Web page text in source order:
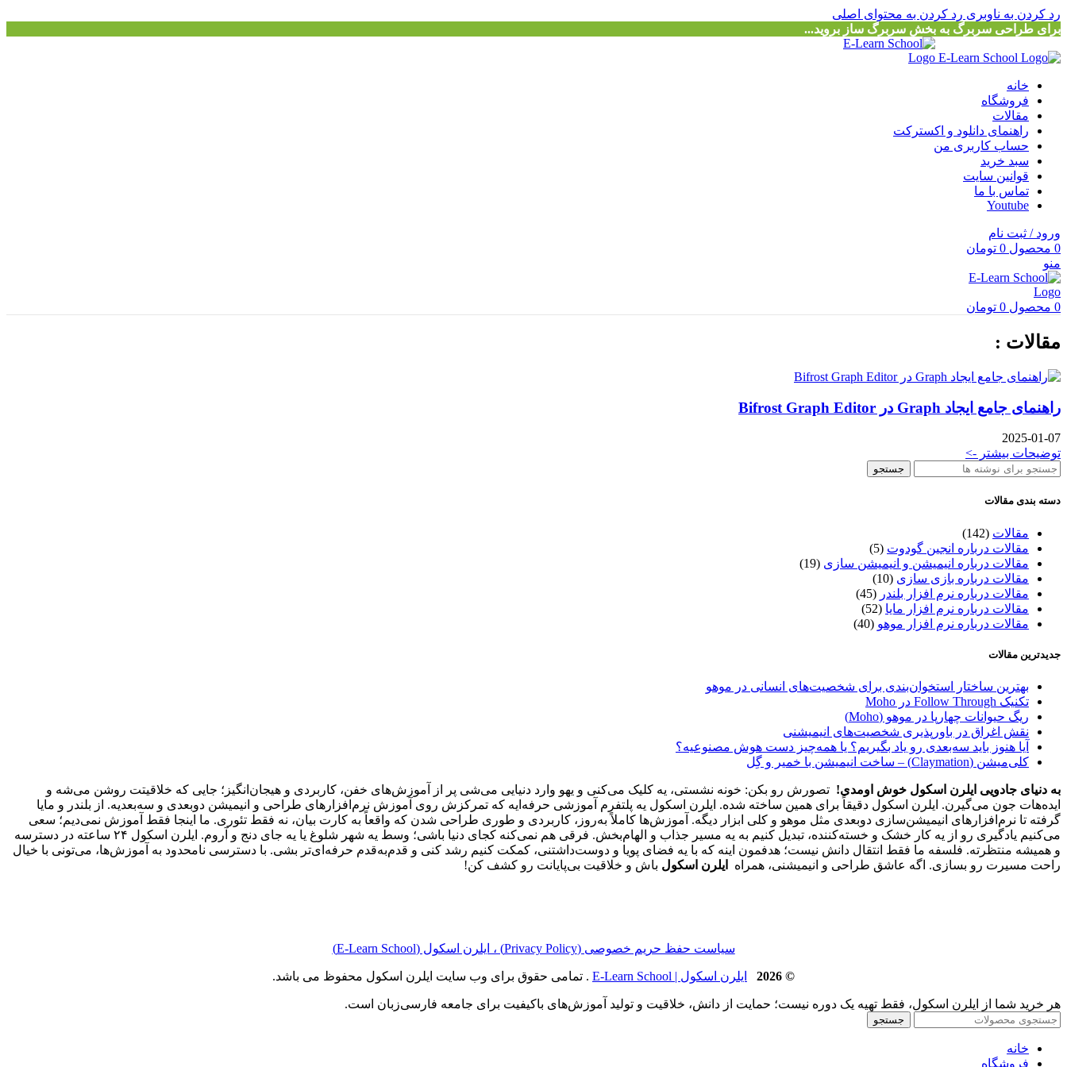
رد کردن به ناوبری رد کردن به محتوای اصلی
برای طراحی سربرگ به بخش سربرگ ساز بروید...
خانه
فروشگاه
مقالات
راهنمای دانلود و اکسترکت
حساب کاربری من
سبد خرید
قوانین سایت
تماس با ما
Youtube
ورود / ثبت نام
0 محصول 0 تومان
منو
0 محصول 0 تومان
مقالات :
راهنمای جامع ایجاد Graph در Bifrost Graph Editor
2025-01-07
توضیحات بیشتر ->
جستجو
دسته بندی مقالات
مقالات (142)
مقالات درباره انجین گودوت (5)
مقالات درباره انیمیشن و انیمیشن سازی (19)
مقالات درباره بازی سازی (10)
مقالات درباره نرم افزار بلندر (45)
مقالات درباره نرم افزار مایا (52)
مقالات درباره نرم افزار موهو (40)
جدیدترین مقالات
بهترین ساختار استخوان‌بندی برای شخصیت‌های انسانی در موهو
تکنیک Follow Through در Moho
ریگ حیوانات چهارپا در موهو (Moho)
نقش اغراق در باورپذیری شخصیت‌های انیمیشنی
آیا هنوز باید سه‌بعدی‌ رو یاد بگیریم؟ یا همه‌چیز دست هوش مصنوعیه؟
کلی‌میشن (Claymation) – ساخت انیمیشن با خمیر و گِل
به دنیای جادویی ایلرن اسکول خوش اومدی! تصورش رو بکن: خونه نشستی، یه کلیک می‌کنی و یهو وارد دنیایی می‌شی پر از آموزش‌های خفن، کاربردی و هیجان‌انگیز؛ جایی که خلاقیتت روشن می‌شه و
ایده‌هات جون می‌گیرن. ایلرن اسکول دقیقاً برای همین ساخته شده. ایلرن اسکول یه پلتفرم آموزشی حرفه‌ایه که تمرکزش روی آموزش نرم‌افزارهای طراحی و انیمیشن دو‌بعدی و سه‌بعدیه. از بلندر و مایا
گرفته تا نرم‌افزارهای انیمیشن‌سازی دوبعدی مثل موهو و کلی ابزار دیگه. آموزش‌ها کاملاً به‌روز، کاربردی و طوری طراحی شدن که واقعاً به کارت بیان، نه فقط تئوری. ما اینجا فقط آموزش نمی‌دیم؛ سعی
می‌کنیم یادگیری رو از یه کار خشک و خسته‌کننده، تبدیل کنیم به یه مسیر جذاب و الهام‌بخش. فرقی هم نمی‌کنه کجای دنیا باشی؛ وسط یه شهر شلوغ یا یه جای دنج و آروم. ایلرن اسکول ۲۴ ساعته در دسترسه
و همیشه منتظرته. فلسفه ما فقط انتقال دانش نیست؛ هدفمون اینه که با یه فضای پویا و دوست‌داشتنی، کمکت کنیم رشد کنی و قدم‌به‌قدم حرفه‌ای‌تر بشی. با دسترسی نامحدود به آموزش‌ها، می‌تونی با خیال
راحت مسیرت رو بسازی. اگه عاشق طراحی و انیمیشنی، همراه
ایلرن اسکول باش و خلاقیت بی‌پایانت رو کشف کن!
سیاست حفظ حریم خصوصی (Privacy Policy) ، ایلرن اسکول (E‑Learn School)
© 2026 ایلرن اسکول | E-Learn School . تمامی حقوق برای وب سایت ایلرن اسکول محفوظ می باشد.
هر خرید شما از ایلرن اسکول، فقط تهیه یک دوره نیست؛ حمایت از دانش، خلاقیت و تولید آموزش‌های باکیفیت برای جامعه فارسی‌زبان است.
جستجو
خانه
فروشگاه